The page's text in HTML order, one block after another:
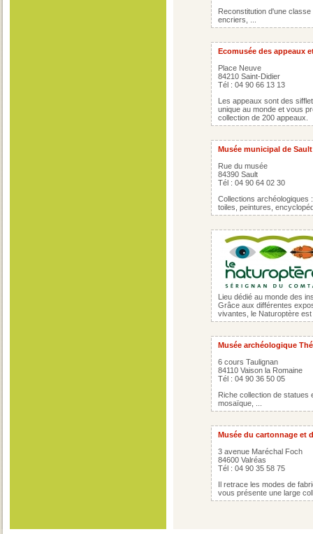
Reconstitution d'une
encriers, ...
Ecomusée des appeaux
Place Neuve
84210 Saint-Didier
Tél : 04 90 66 13 13
Les appeaux sont des
unique au monde et vous
collection de 200 appeaux.
Musée municipal de Sault
Rue du musée
84390 Sault
Tél : 04 90 64 02 30
Collections archéologiques
toiles, peintures,
Lieu dédié au monde des
Grâce aux différentes
vivantes, le Naturoptère
Musée archéologique
6 cours Taulignan
84110 Vaison la Romaine
Tél : 04 90 36 50 05
Riche collection de statues
mosaïque, ...
Musée du cartonnage et
3 avenue Maréchal Foch
84600 Valréas
Tél : 04 90 35 58 75
Il retrace les modes de
vous présente une large